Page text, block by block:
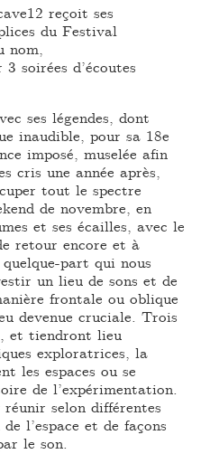
reçoit ses
du Festival
soirées d’écoutes
ses légendes, dont
inaudible, pour sa 18e
imposé, muselée afin
cris une année après,
tout le spectre
de novembre, en
et ses écailles, avec le
retour encore et à
part qui nous
un lieu de sons et de
frontale ou oblique
devenue cruciale. Trois
et tiendront lieu
exploratrices, la
les espaces ou se
de l’expérimentation.
selon différentes
l’espace et de façons
le son.